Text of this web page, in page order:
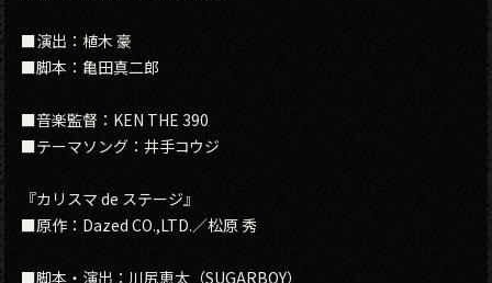
■演出：植木 豪
■脚本：亀田真二郎
■音楽監督：KEN THE 390
■テーマソング：井手コウジ
『カリスマ de ステージ』
■原作：Dazed CO.,LTD.／松原 秀
■脚本・演出：川尻恵太（SUGARBOY）